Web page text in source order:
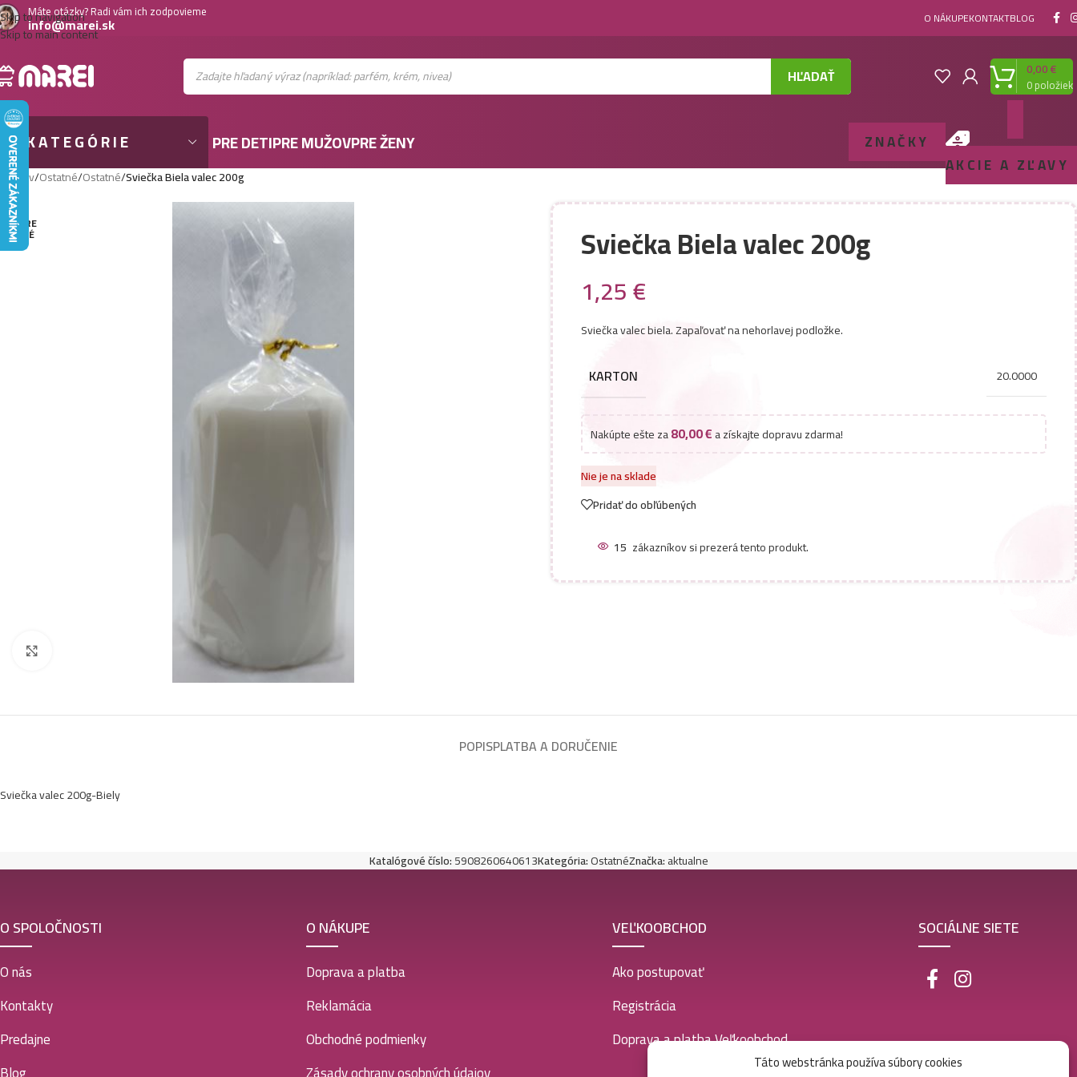
Táto webstránka používa súbory cookies
Skip to navigation
Skip to main content
Máte otázky? Radi vám ich zodpovieme
info@marei.sk O NÁKUPEKONTAKTBLOG
HĽADAŤ 0položiek
0,00€
KATEGÓRIE PRE DETIPRE MUŽOVPRE ŽENY
ZNAČKY
AKCIE A ZĽAVY
Domov/Ostatné/Ostatné/Sviečka Biela valec 200g
VYPRE
DANÉ Sviečka Biela valec 200g
1,25€
Sviečka valec biela. Zapaľovať na nehorlavej podložke.
KARTON 20.0000
Nakúpte ešte za80,00€a získajte dopravu zdarma!
Nie je na sklade
Pridať do obľúbených
15 zákazníkov si prezerá tento produkt.
POPISPLATBA A DORUČENIE
Sviečka valec 200g-Biely
Katalógové číslo:5908260640613Kategória:OstatnéZnačka:aktualne
O SPOLOČNOSTI
O nás
Kontakty
Predajne
O NÁKUPE
Doprava a platba
Reklamácia
Obchodné podmienky
VEĽKOOBCHOD
Ako postupovať
Registrácia
Doprava a platba Veľkoobchod
SOCIÁLNE SIETE